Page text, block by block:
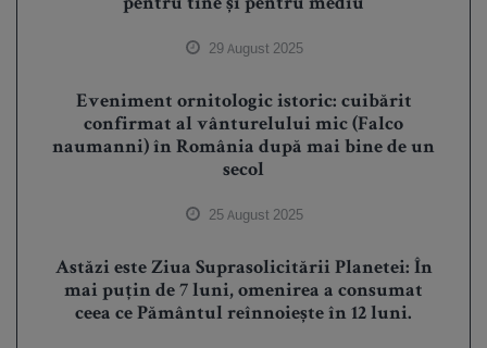
pentru tine și pentru mediu
29 August 2025
Eveniment ornitologic istoric: cuibărit
confirmat al vânturelului mic (Falco
naumanni) în România după mai bine de un
secol
25 August 2025
Astăzi este Ziua Suprasolicitării Planetei: În
mai puțin de 7 luni, omenirea a consumat
ceea ce Pământul reînnoiește în 12 luni.